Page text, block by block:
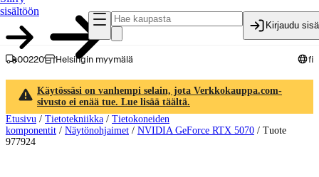
sisältöön
Kirjaudu
00220 Helsingin myymälä fi
Käytössäsi on vanhempi selain, jota Verkkokauppa.com-
sivusto ei enää tue. Lue lisää täältä.
Etusivu / Tietotekniikka / Tietokoneiden
komponentit / Näytönohjaimet / NVIDIA GeForce RTX 5070 / Tuote
977924